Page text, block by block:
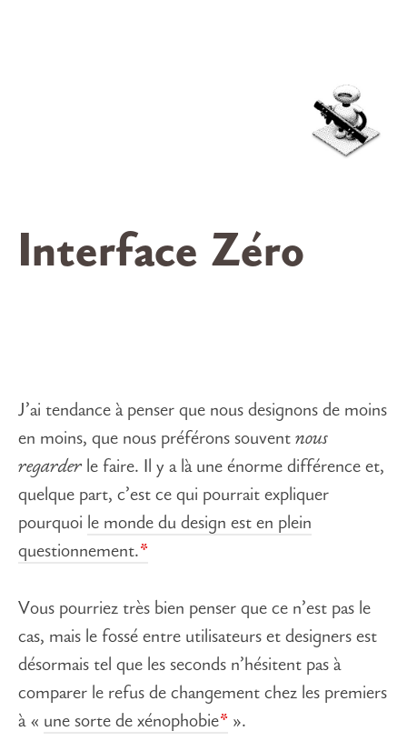
Interface Zéro
J’ai tendance à penser que nous designons de moins
en moins, que nous préférons souvent nous
regarderle faire. Il y a là une énorme différence et,
quelque part, c’est ce qui pourrait expliquer
pourquoi le monde du design est en plein
questionnement.
Vous pourriez très bien penser que ce n’est pas le
cas, mais le fossé entre utilisateurs et designers est
désormais tel que les seconds n’hésitent pas à
comparer le refus de changement chez les premiers
à « une sorte de xénophobie ».